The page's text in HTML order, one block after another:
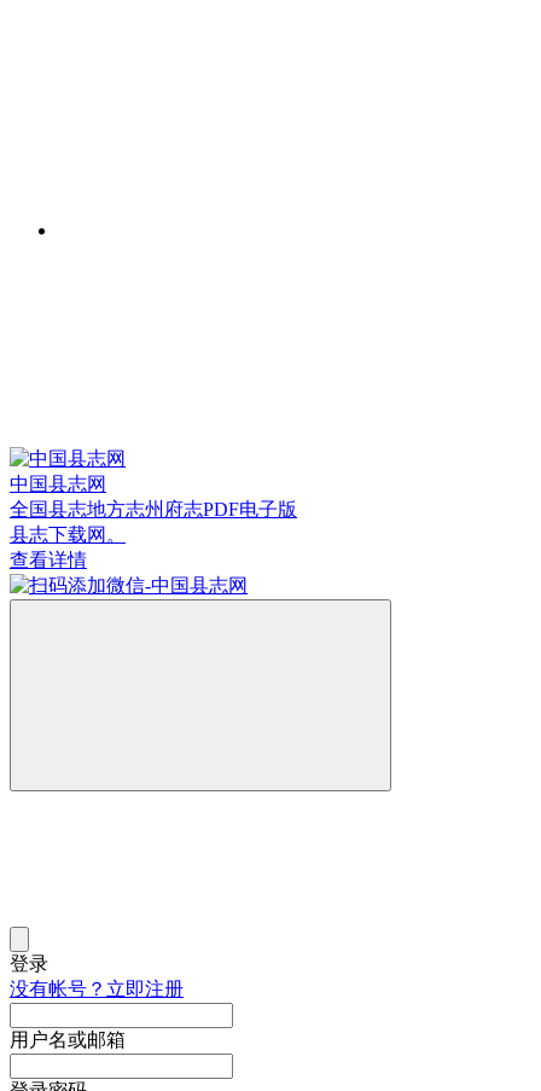
中国县志网
全国县志地方志州府志PDF电子版
县志下载网。
查看详情
登录
没有帐号？立即注册
用户名或邮箱